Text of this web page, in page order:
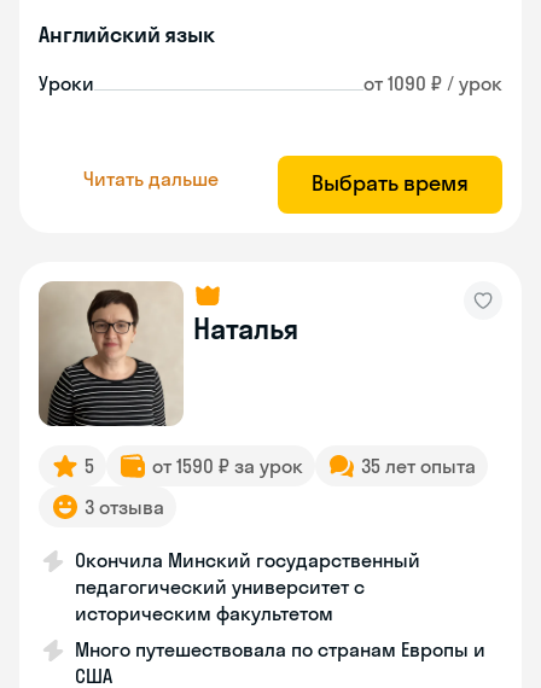
Английский язык
Уроки от 1090 ₽ / урок
Читать дальше Выбрать время
Наталья
5 от 1590 ₽ за урок
35 лет опыта
3 отзыва
Окончила Минский государственный
педагогический университет с
историческим факультетом
Много путешествовала по странам Европы и
США